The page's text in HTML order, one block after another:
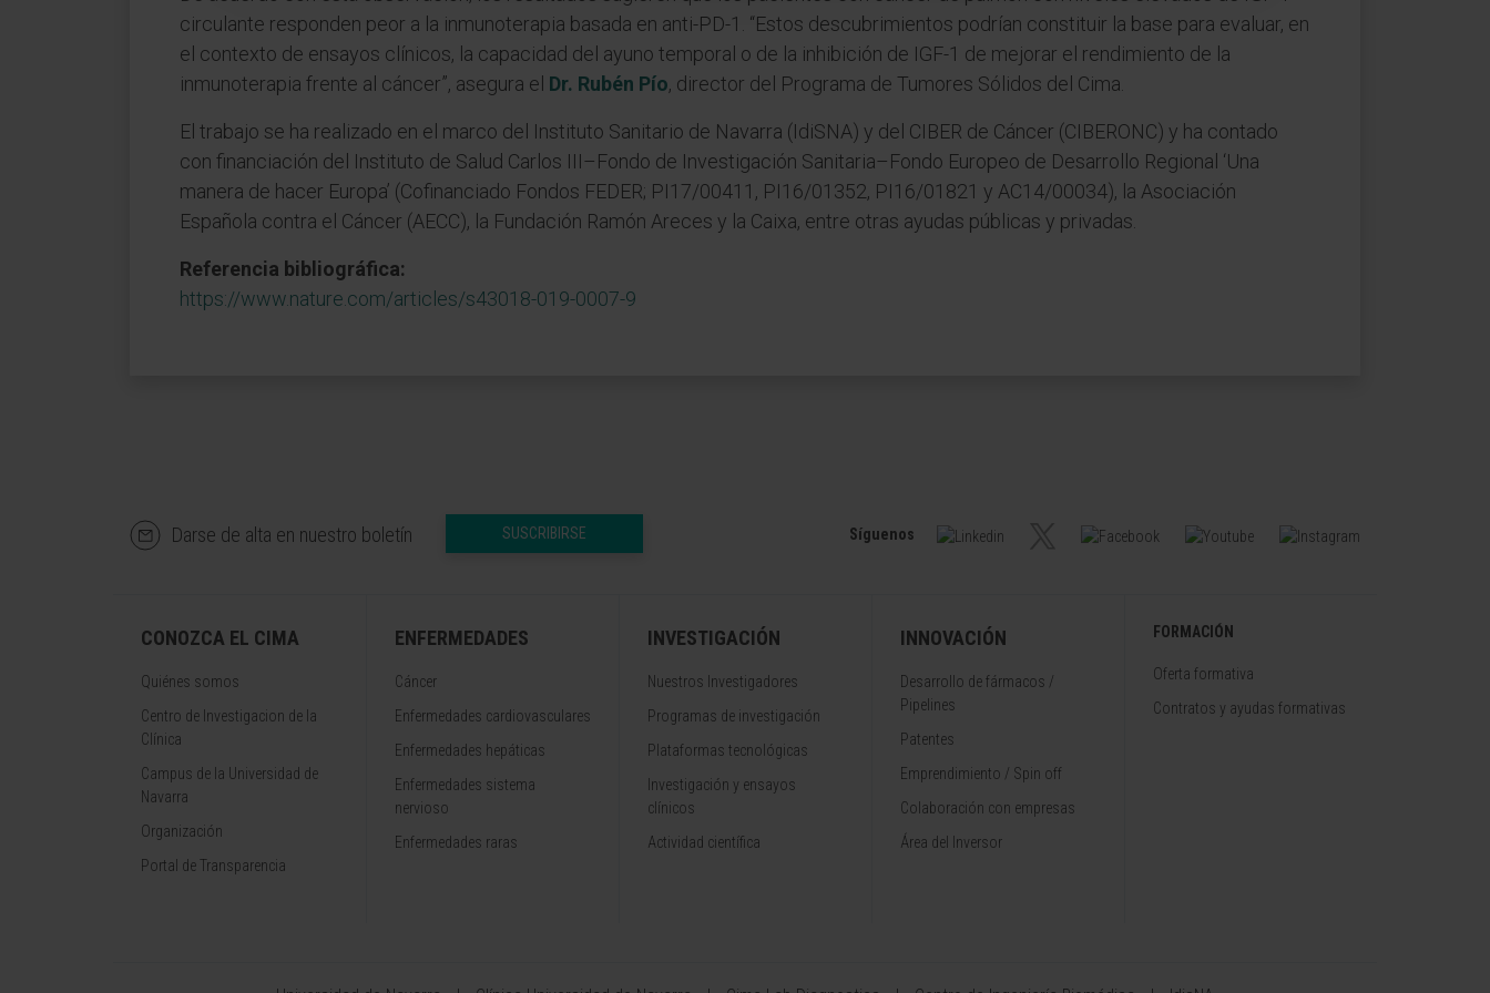
circulante responden peor a la inmunoterapia basada en anti-PD-1. “Estos descubrimientos podrían constituir la base para evaluar, en
el contexto de ensayos clínicos, la capacidad del ayuno temporal o de la inhibición de IGF-1 de mejorar el rendimiento de la
inmunoterapia frente al cáncer”, asegura el Dr. Rubén Pío, director del Programa de Tumores Sólidos del Cima.
El trabajo se ha realizado en el marco del Instituto Sanitario de Navarra (IdiSNA) y del CIBER de Cáncer (CIBERONC) y ha contado
con financiación del Instituto de Salud Carlos III–Fondo de Investigación Sanitaria–Fondo Europeo de Desarrollo Regional ‘Una
manera de hacer Europa’ (Cofinanciado Fondos FEDER; PI17/00411, PI16/01352, PI16/01821 y AC14/00034), la Asociación
Española contra el Cáncer (AECC), la Fundación Ramón Areces y la Caixa, entre otras ayudas públicas y privadas.
Referencia bibliográfica:
https://www.nature.com/articles/s43018-019-0007-9
Darse de alta en nuestro boletín SUSCRIBIRSE Síguenos
CONOZCA EL CIMA
Quiénes somos
Centro de Investigacion de la
Clínica
Campus de la Universidad de
Navarra
Organización
Portal de Transparencia
ENFERMEDADES
Cáncer
Enfermedades cardiovasculares
Enfermedades hepáticas
Enfermedades sistema
nervioso
Enfermedades raras
INVESTIGACIÓN
Nuestros Investigadores
Programas de investigación
Plataformas tecnológicas
Investigación y ensayos
clínicos
Actividad científica
INNOVACIÓN
Desarrollo de fármacos /
Pipelines
Patentes
Emprendimiento / Spin off
Colaboración con empresas
Área del Inversor
FORMACIÓN
Oferta formativa
Contratos y ayudas formativas